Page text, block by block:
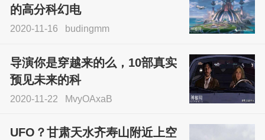
的高分科幻电
2020-11-16 budingmm
导演你是穿越来的么，10部真实
预见未来的科
2020-11-22 MvyOAxaB
UFO？甘肃天水齐寿山附近上空